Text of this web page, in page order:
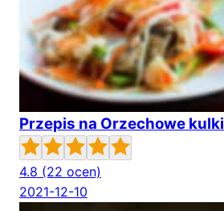
Przepis na Orzechowe kulki
4.8 (22 ocen)
2021-12-10